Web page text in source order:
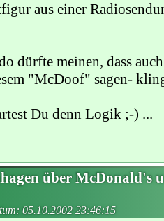
aus einer
dürfte meinen, dass
"McDoof" sagen-
Du denn Logik ;-) ...
über McDonald's
05.10.2002 23:46:15